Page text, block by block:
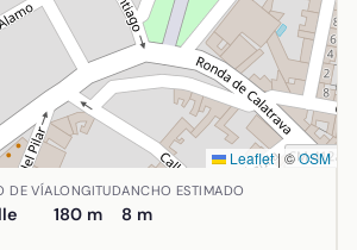
Leaflet| ©OSM
de las Vistilla de Santiago en
DE VÍALONGITUD
180 m
ANCHO ESTIMADO
8 m